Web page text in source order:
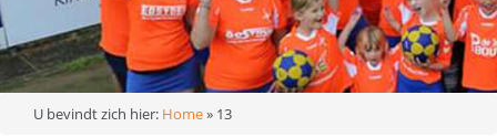
U bevindt zich hier: Home» 13